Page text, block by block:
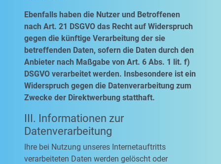
Ebenfalls haben die Nutzer und Betroffenen
nach Art. 21 DSGVO das Recht auf Widerspruch
gegen die künftige Verarbeitung der sie
betreffenden Daten, sofern die Daten durch den
Anbieter nach Maßgabe von Art. 6 Abs. 1 lit. f)
DSGVO verarbeitet werden. Insbesondere ist ein
Widerspruch gegen die Datenverarbeitung zum
Zwecke der Direktwerbung statthaft.
III. Informationen zur
Datenverarbeitung
Ihre bei Nutzung unseres Internetauftritts
verarbeiteten Daten werden gelöscht oder